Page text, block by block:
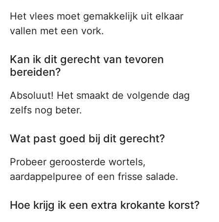
Het vlees moet gemakkelijk uit elkaar
vallen met een vork.
Kan ik dit gerecht van tevoren
bereiden?
Absoluut! Het smaakt de volgende dag
zelfs nog beter.
Wat past goed bij dit gerecht?
Probeer geroosterde wortels,
aardappelpuree of een frisse salade.
Hoe krijg ik een extra krokante korst?